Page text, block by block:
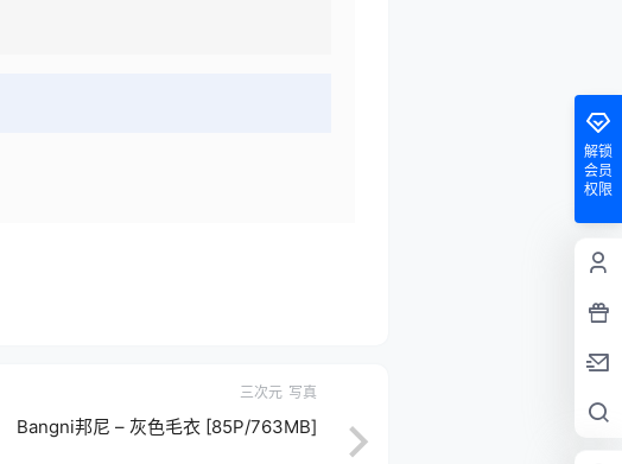
三次元 写真
Bangni邦尼 – 灰色毛衣 [85P/763MB]
解锁
会员
权限